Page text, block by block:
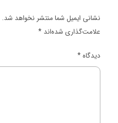
نشانی ایمیل شما منتشر نخواهد شد.
علامت‌گذاری شده‌اند *
دیدگاه*